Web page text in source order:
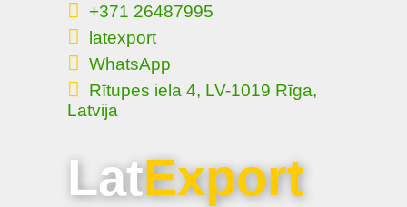
+371 26487995
latexport
WhatsApp
Rītupes iela 4, LV-1019 Rīga,
Latvija
LatExport